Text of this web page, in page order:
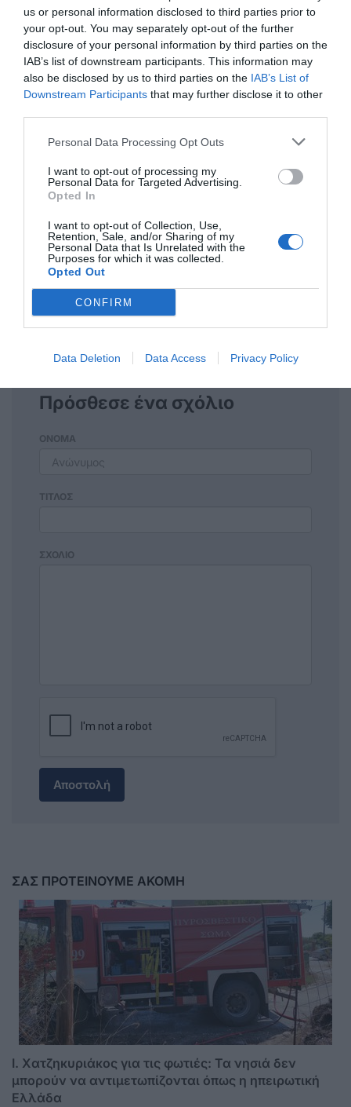
us or personal information disclosed to third parties prior to
your opt-out. You may separately opt-out of the further
disclosure of your personal information by third parties on the
IAB’s list of downstream participants. This information may
also be disclosed by us to third parties on the IAB’s List of
Downstream Participants that may further disclose it to other
Personal Data Processing Opt Outs
I want to opt-out of processing my
Personal Data for Targeted Advertising.
Opted In
I want to opt-out of Collection, Use,
Retention, Sale, and/or Sharing of my
Personal Data that Is Unrelated with the
Purposes for which it was collected.
Opted Out
CONFIRM
Data Deletion Data Access Privacy Policy
Monday, Tuesday, Thursday, Saturday: 10:00–
14:00
Wednesday: 10:00–13:00 & 18:30–20:30
Friday: 10:00–13:00
Sunday: Closed
Η ανωνυμία είναι το καλύτερο κρησφύγετο δειλίας και
Σχόλια 0
Πρόσθεσε ένα σχόλιο
ΟΝΟΜΑ
ΤΙΤΛΟΣ
ΣΧΟΛΙΟ
Αποστολή
ΣΑΣ ΠΡΟΤΕΙΝΟΥΜΕ ΑΚΟΜΗ
I. Χατζηκυριάκος για τις φωτιές: Τα νησιά δεν
μπορούν να αντιμετωπίζονται όπως η ηπειρωτική
Ελλάδα